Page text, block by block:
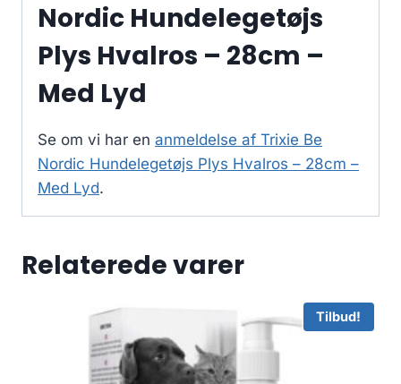
Nordic Hundelegetøjs
Plys Hvalros – 28cm –
Med Lyd
Se om vi har en anmeldelse af Trixie Be
Nordic Hundelegetøjs Plys Hvalros – 28cm –
Med Lyd.
Relaterede varer
Tilbud!